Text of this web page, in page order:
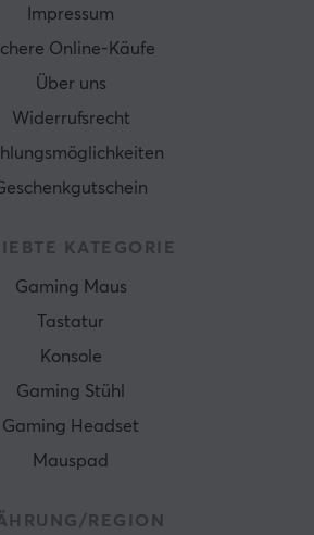
Impressum
Online-Käufe
Über uns
Widerrufsrecht
KATEGORIE
Gaming Maus
Tastatur
Konsole
Gaming Stühl
Gaming Headset
Mauspad
REGION